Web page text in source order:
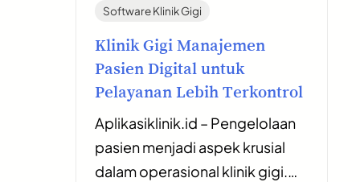
Software Klinik Gigi
Klinik Gigi Manajemen
Pasien Digital untuk
Pelayanan Lebih Terkontrol
Aplikasiklinik.id – Pengelolaan
pasien menjadi aspek krusial
dalam operasional klinik gigi.…